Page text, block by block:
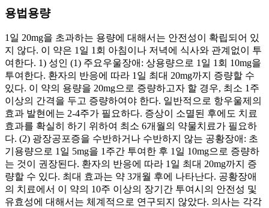
용법용량
1일 20mg을 초과하는 용량에 대해서는 안전성이 확립되어 있
지 않다. 이 약은 1일 1회 아침이나 저녁에 식사와 관계없이 투
여한다. 1) 성인 (1) 주요우울장애: 상용량으로 1일 1회 10mg을
투여한다. 환자의 반응에 따라 1일 최대 20mg까지 증량할 수
있다. 이 약의 용량을 20mg으로 증량하고자 할 경우, 최소 1주
이상의 간격을 두고 증량하여야 한다. 일반적으로 항우울제의
효과 발현에는 2-4주가 필요하다. 증상이 소멸된 후에도 치료
효과를 확실히 하기 위하여 최소 6개월의 약물치료가 필요하
다. (2) 광장공포증을 수반하거나 수반하지 않는 공황장애: 초
기용량으로 1일 5mg을 1주간 투여한 후 1일 10mg으로 증량하
는 것이 권장된다. 환자의 반응에 따라 1일 최대 20mg까지 증
량할 수 있다. 최대 효과는 약 3개월 후에 나타난다. 공황장애
의 치료에서 이 약의 10주 이상의 장기간 투여시의 안전성 및
유효성에 대해서는 체계적으로 연구되지 않았다. 의사는 각각